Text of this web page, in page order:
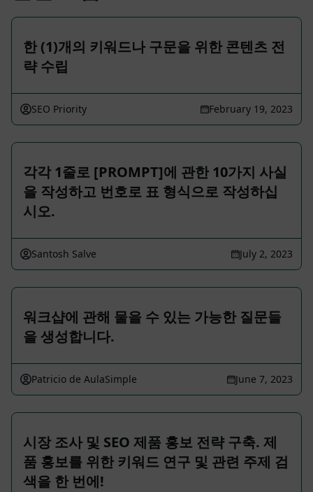
한 (1)개의 키워드나 구문을 위한 콘텐츠 전
략 수립
SEO Priority February 19, 2023
각각 1줄로 [PROMPT]에 관한 10가지 사실
을 작성하고 번호로 표 형식으로 작성하십
시오.
Santosh Salve July 2, 2023
워크샵에 관해 물을 수 있는 가능한 질문들
을 생성합니다.
Patricio de AulaSimple June 7, 2023
시장 조사 및 SEO 제품 홍보 전략 구축. 제
품 홍보를 위한 키워드 연구 및 관련 주제 검
색을 한 번에!